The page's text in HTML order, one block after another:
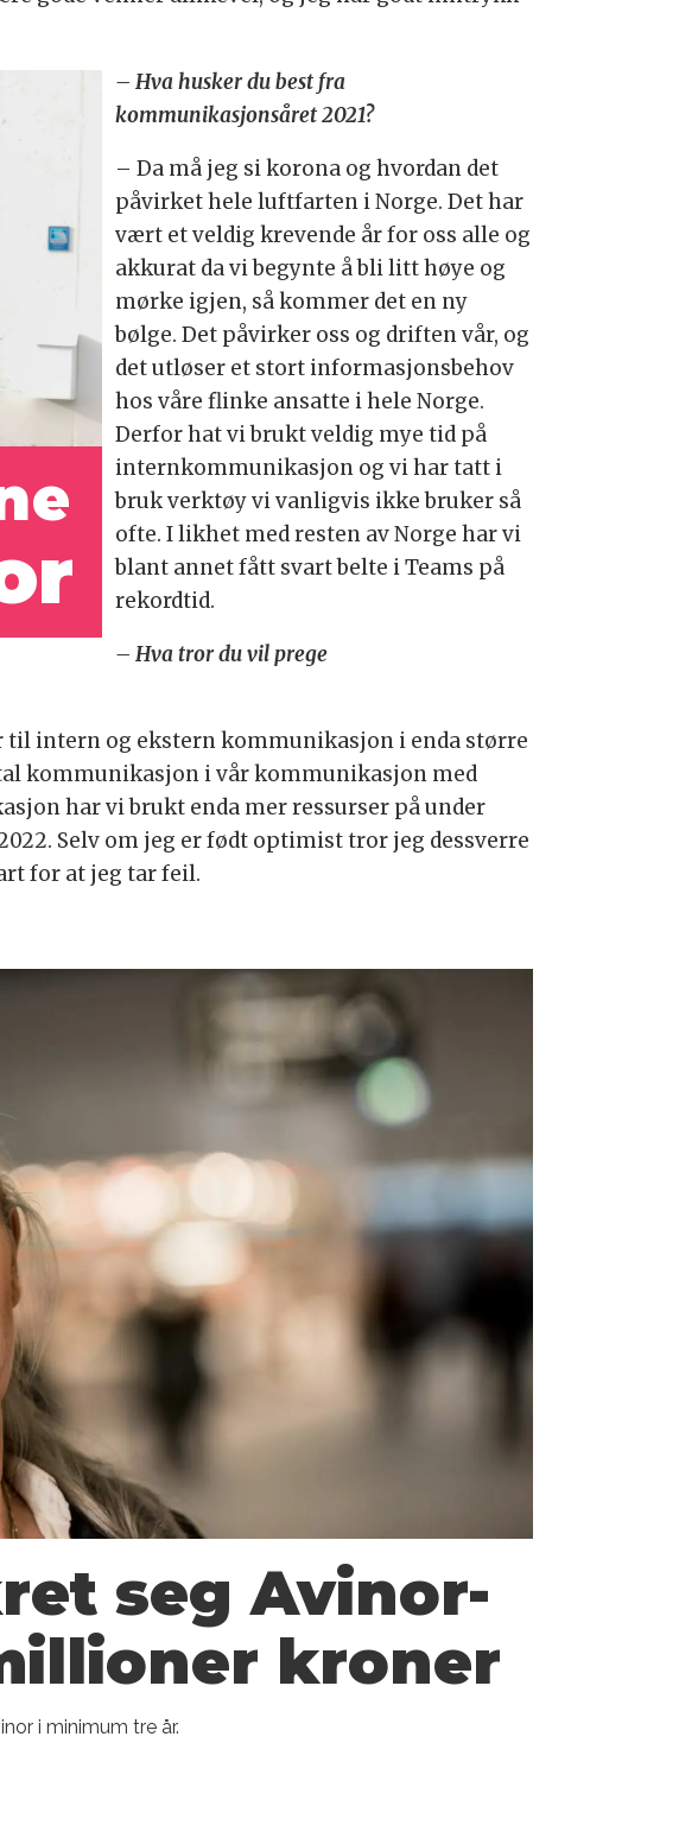
–Hva husker du best fra
kommunikasjonsåret 2021?
– Da må jeg si korona og hvordan det
påvirket hele luftfarten i Norge. Det har
vært et veldig krevende år for oss alle og
akkurat da vi begynte å bli litt høye og
mørke igjen, så kommer det en ny
bølge. Det påvirker oss og driften vår, og
det utløser et stort informasjonsbehov
hos våre flinke ansatte i hele Norge.
Derfor hat vi brukt veldig mye tid på
internkommunikasjon og vi har tatt i
bruk verktøy vi vanligvis ikke bruker så
ofte. I likhet med resten av Norge har vi
blant annet fått svart belte i Teams på
rekordtid.
– Hva tror du vil prege
intern og ekstern kommunikasjon i enda større
kommunikasjon i vår kommunikasjon med
har vi brukt enda mer ressurser på under
Selv om jeg er født optimist tror jeg dessverre
for at jeg tar feil.
seg Avinor-
kroner
i minimum tre år.